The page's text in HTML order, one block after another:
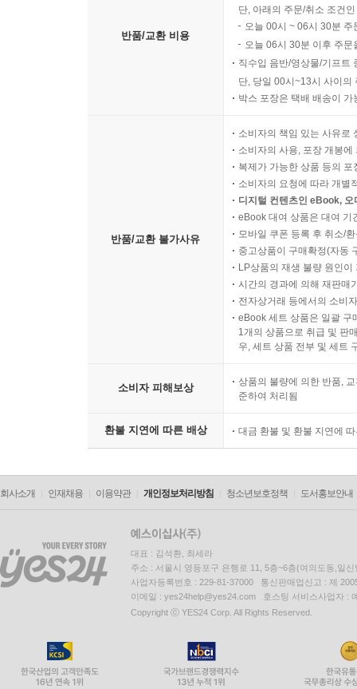
____15.4.5 fleet 자동 복구 확인하기
____15.4.6 fleet 전용 옵션 사용하기
____15.4.8 fleet 사이드킥 모델 활용하기
____15.5.1 Amazon EC2에서 CoreOS 사용하기
____15.5.2 Google Compute Engine에서 CoreOS
16장 ▶ Docker로 워드프레스 블로그 구축하기
__16.1 워드프레스 Dockerfile 작성하기
__16.2 MySQL 데이터베이스 Dockerfile 작성하기
__16.3 워드프레스와 데이터베이스 컨테이너 생성
17장 ▶ Docker로 Ruby on Rails 애플리케이션 구
__17.1 Ruby와 Rails 설치하기
__17.2 Rails Dockerfile 작성하기
__17.3 PostgreSQL 데이터베이스 Dockerfile 작성
__17.4 Rails와 데이터베이스 컨테이너 생성하기
__18.1 Django 설치하기
__18.3 Oracle 데이터베이스 Dockerfile 작성하기
__18.4 Django와 데이터베이스 컨테이너 생성하기
__19.1 로드 밸런서와 연계한 확장 전개
__19.3 손쉬운 서비스 이전
__19.4 테스트 용도
20장 ▶ Docker 명령어 및 옵션 목록
__20.1 attach
__20.2 build
__20.5 create
반품/교환 비용
단, 아래의 주문/취소 조건
오늘 00시 ~ 06시 30분
오늘 06시 30분 이후 주
직수입 음반/영상물/기프트
단, 당일 00시~13시 사이의
박스 포장은 택배 배송이
반품/교환 불가사유
소비자의 책임 있는 사유로
소비자의 사용, 포장 개봉
복제가 가능한 상품 등의
소비자의 요청에 따라 개별
디지털 컨텐츠인 eBook,
eBook 대여 상품은 대여 기
모바일 쿠폰 등록 후 취소/
중고상품이 구매확정(자동
LP상품의 재생 불량 원인
시간의 경과에 의해 재판매
전자상거래 등에서의 소비
eBook 세트 상품은 일괄 구
1개의 상품으로 취급 및 판
우, 세트 상품 전부 및 세트
소비자 피해보상
상품의 불량에 의한 반품,
준하여 처리됨
환불 지연에 따른 배상 대금 환불 및 환불 지연에
회사소개 인재채용 이용약관 개인정보처리방침 청소년보호정책 도서홍보안내
대표 : 김석환, 최세라
주소 : 서울시 영등포구 은행로 11, 5층~6층(여의도동,일신
사업자등록번호 : 229-81-37000 통신판매업신고 : 제
이메일 : yes24help@yes24.com 호스팅 서비스사업자 :
Copyright ⓒ YES24 Corp. All Rights Reserved.